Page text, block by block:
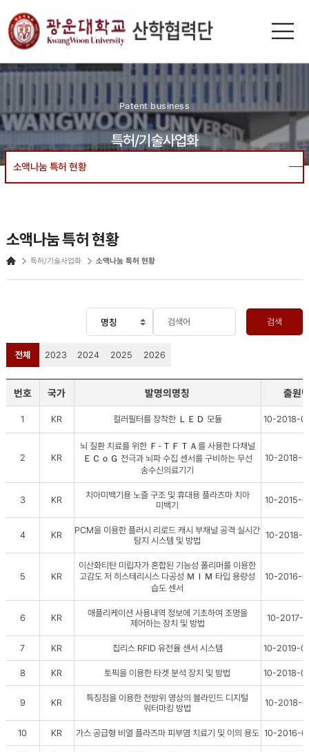
광운대
n-
Patent business
특허/기술사업화
소액나눔 특허 현황
소액나눔 특허 현황
특허/기술사업화 소액나눔 특허 현황
검색
전체 2023 2024 2025 2026
번호 국가 발명의명칭 출원
1 KR 컬러필터를 장착한 ＬＥＤ 모듈 10-2018-
2 KR
뇌 질환 치료를 위한 Ｆ-ＴＦＴＡ를 사용한 다채널
ＥＣｏＧ 전극과 뇌파 수집 센서를 구비하는 무선
송수신의료기기
10-2018-
3 KR
치아미백기용 노즐 구조 및 휴대용 플라즈마 치아
미백기
10-2015-
4 KR
PCM을 이용한 플러시 리로드 캐시 부채널 공격 실시간
탐지 시스템 및 방법
10-2018-
5 KR
이산화티탄 미립자가 혼합된 기능성 폴리머를 이용한
고감도 저 히스테리시스 다공성 ＭＩＭ 타입 용량성
습도 센서
10-2016-
6 KR
애플리케이션 사용내역 정보에 기초하여 조명을
제어하는 장치 및 방법
10-2017-
7 KR 칩리스 RFID 유전율 센서 시스템 10-2019-
8 KR 토픽을 이용한 타겟 분석 장치 및 방법 10-2018-
9 KR
특징점을 이용한 전방위 영상의 블라인드 디지털
워터마킹 방법
10-2018-
10 KR 가스 공급형 비열 플라즈마 피부염 치료기 및 이의 용도 10-2016-